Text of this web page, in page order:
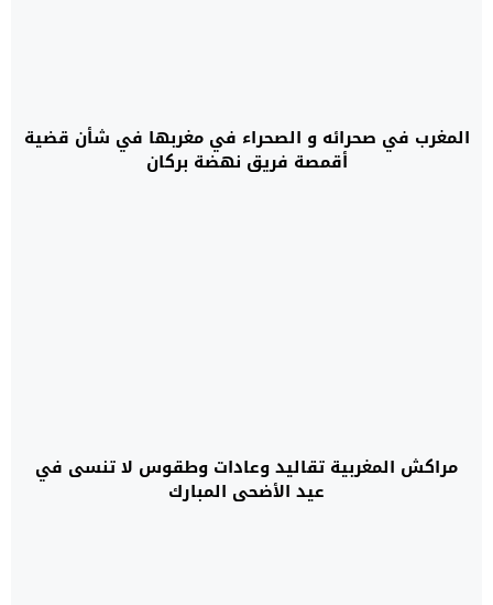
المغرب في صحرائه و الصحراء في مغربها في شأن قضية
أقمصة فريق نهضة بركان
مراكش المغربية تقاليد وعادات وطقوس لا تنسى في
عيد الأضحى المبارك